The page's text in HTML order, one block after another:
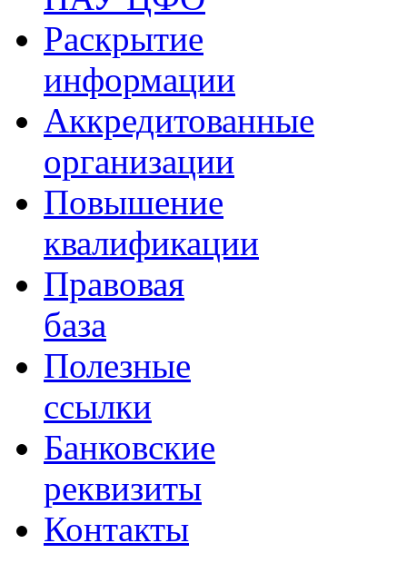
Раскрытие
информации
Аккредитованные
организации
Повышение
квалификации
Правовая
база
Полезные
ссылки
Банковские
реквизиты
Контакты